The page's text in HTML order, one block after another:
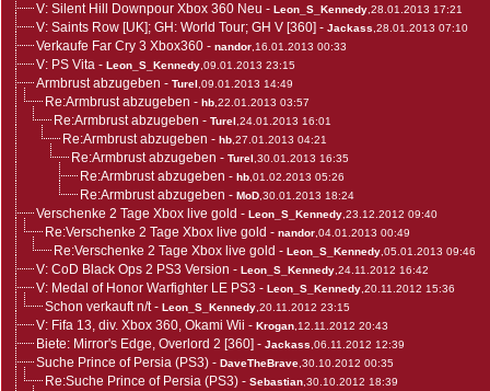
V: Silent Hill Downpour Xbox 360 Neu - Leon_S_Kennedy ,28.01.2013 17:21
V: Saints Row [UK]; GH: World Tour; GH V [360] - Jackass ,28.01.2013 07:10
Verkaufe Far Cry 3 Xbox360 - nandor ,16.01.2013 00:33
V: PS Vita - Leon_S_Kennedy ,09.01.2013 23:15
Armbrust abzugeben - Turel ,09.01.2013 14:49
Re:Armbrust abzugeben - hb ,22.01.2013 03:57
Re:Armbrust abzugeben - Turel ,24.01.2013 16:01
Re:Armbrust abzugeben - hb ,27.01.2013 04:21
Re:Armbrust abzugeben - Turel ,30.01.2013 16:35
Re:Armbrust abzugeben - hb ,01.02.2013 05:26
Re:Armbrust abzugeben - MoD ,30.01.2013 18:24
Verschenke 2 Tage Xbox live gold - Leon_S_Kennedy ,23.12.2012 09:40
Re:Verschenke 2 Tage Xbox live gold - nandor ,04.01.2013 00:49
Re:Verschenke 2 Tage Xbox live gold - Leon_S_Kennedy ,05.01.2013 09:46
V: CoD Black Ops 2 PS3 Version - Leon_S_Kennedy ,24.11.2012 16:42
V: Medal of Honor Warfighter LE PS3 - Leon_S_Kennedy ,20.11.2012 15:36
Schon verkauft n/t- Leon_S_Kennedy ,20.11.2012 23:15
V: Fifa 13, div. Xbox 360, Okami Wii - Krogan ,12.11.2012 20:43
Biete: Mirror's Edge, Overlord 2 [360] - Jackass ,06.11.2012 12:39
Suche Prince of Persia (PS3) - DaveTheBrave ,30.10.2012 00:35
Re:Suche Prince of Persia (PS3) - Sebastian ,30.10.2012 18:39